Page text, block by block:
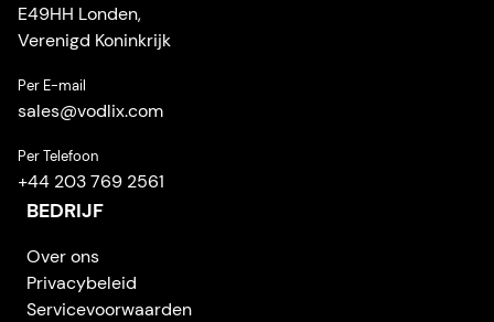
E49HH Londen,
Verenigd Koninkrijk
Per E-mail
sales@vodlix.com
Per Telefoon
+44 203 769 2561
BEDRIJF
Over ons
Privacybeleid
Servicevoorwaarden